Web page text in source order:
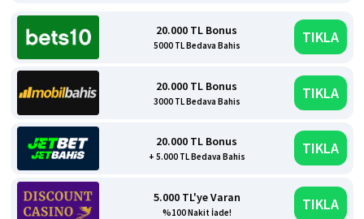
20.000 TL Bonus
5000 TL Bedava Bahis TIKLA
20.000 TL Bonus
3000 TL Bedava Bahis TIKLA
20.000 TL Bonus
+ 5.000 TL Bedava Bahis TIKLA
5.000 TL'ye Varan
%100 Nakit İade! TIKLA